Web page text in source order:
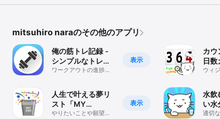
mitsuhiro naraのその他のアプリ
表示
俺の筋トレ記録 -
シンプルなトレー
ニング管理アプリ
ワークアウトの進捗を
表示
人生で叶える夢リ
スト「MY
BUCKET LIST
やりたいことや願望を
カ
日
ン＆
ウィ
水飲
い水
リマ
適切